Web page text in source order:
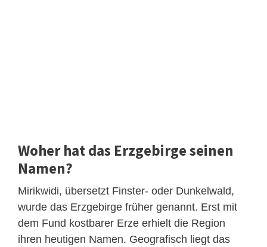
Woher hat das Erzgebirge seinen
Namen?
Mirikwidi, übersetzt Finster- oder Dunkelwald,
wurde das Erzgebirge früher genannt. Erst mit
dem Fund kostbarer Erze erhielt die Region
ihren heutigen Namen. Geografisch liegt das